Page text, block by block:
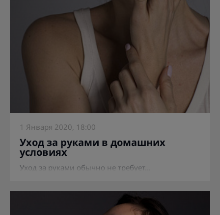
1 Января 2020, 18:00
Уход за руками в домашних
условиях
Уход за руками обычно не требует...